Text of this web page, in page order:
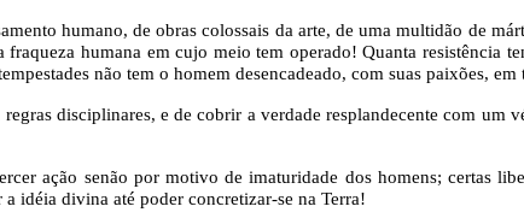
humano, de obras colossais da arte, de uma multidão de
humana em cujo meio tem operado! Quanta resistência
não tem o homem desencadeado, com suas paixões,
disciplinares, e de cobrir a verdade resplandecente com
ação senão por motivo de imaturidade dos homens; certas
idéia divina até poder concretizar-se na Terra!